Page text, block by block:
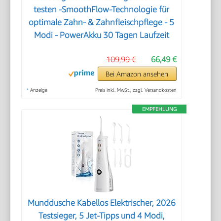
testen -SmoothFlow-Technologie für
optimale Zahn- & Zahnfleischpflege - 5
Modi - PowerAkku 30 Tagen Laufzeit
66,49 €
109,99 €
Bei Amazon ansehen
* Anzeige Preis inkl. MwSt., zzgl. Versandkosten
EMPFEHLUNG
Munddusche Kabellos Elektrischer, 2026
Testsieger, 5 Jet-Tipps und 4 Modi,